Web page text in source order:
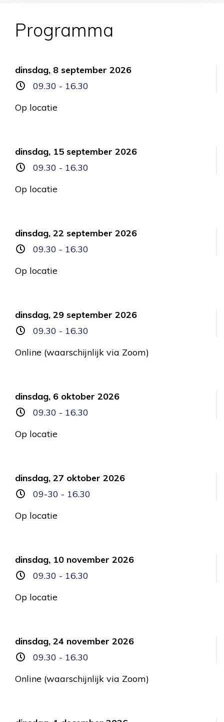
Programma
dinsdag, 8 september 2026
09.30 - 16.30
Op locatie
dinsdag, 15 september 2026
09.30 - 16.30
Op locatie
dinsdag, 22 september 2026
09.30 - 16.30
Op locatie
dinsdag, 29 september 2026
09.30 - 16.30
Online (waarschijnlijk via Zoom)
dinsdag, 6 oktober 2026
09.30 - 16.30
Op locatie
dinsdag, 27 oktober 2026
09-30 - 16.30
Op locatie
dinsdag, 10 november 2026
09.30 - 16.30
Op locatie
dinsdag, 24 november 2026
09.30 - 16.30
Online (waarschijnlijk via Zoom)